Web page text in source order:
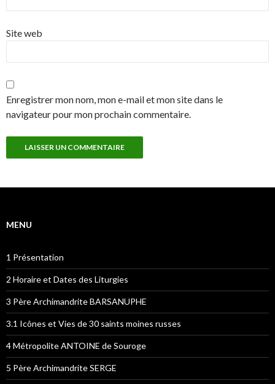
Site web
Enregistrer mon nom, mon e-mail et mon site dans le
navigateur pour mon prochain commentaire.
MENU
1 Présentation
2 Horaire et Dates des Liturgies
3 Père Archimandrite BARSANUPHE
3.1 Icônes et Vies de 30 saints moines russes
4 Métropolite ANTOINE de Souroge
5 Père Archimandrite SERGE